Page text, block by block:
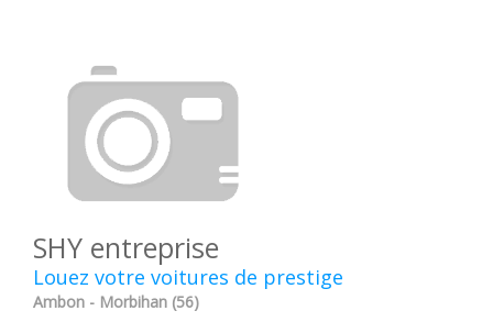
SHY entreprise
Louez votre voitures de prestige
Ambon - Morbihan (56)